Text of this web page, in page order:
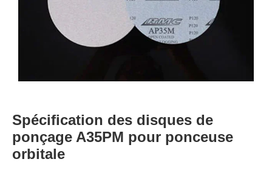
Spécification des disques de
ponçage A35PM pour ponceuse
orbitale